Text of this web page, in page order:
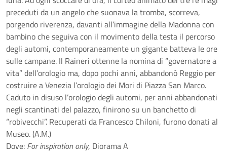
preceduti da un angelo che suonava la tromba, scorreva,
porgendo riverenza, davanti all’immagine della Madonna con
bambino che seguiva con il movimento della testa il percorso
degli automi, contemporaneamente un gigante batteva le ore
sulle campane. Il Raineri ottenne la nomina di “governatore a
vita” dell’orologio ma, dopo pochi anni, abbandonò Reggio per
costruire a Venezia l’orologio dei Mori di Piazza San Marco.
Caduto in disuso l’orologio degli automi, per anni abbandonati
negli scantinati del palazzo, finirono su un banchetto di
“robivecchi”. Recuperati da Francesco Chiloni, furono donati al
Museo. (A.M.)
Dove: For inspiration only, Diorama A